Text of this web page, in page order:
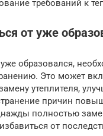
требований к
от уже
образовался,
Это может
утеплителя,
причин
полностью
от